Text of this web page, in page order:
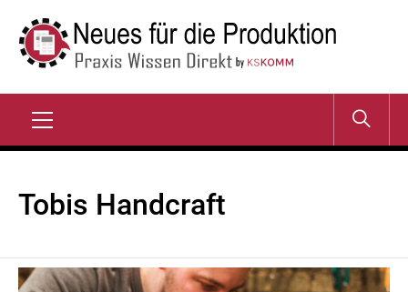
Inhalt
springen
NEUES FÜR DIE
PRODUKTION
Tobis Handcraft